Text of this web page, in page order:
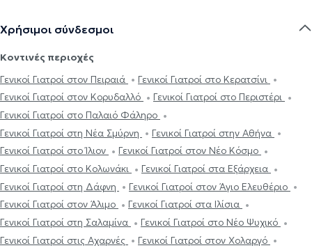
Χρήσιμοι σύνδεσμοι
Κοντινές περιοχές
Γενικοί Γιατροί στον Πειραιά
Γενικοί Γιατροί στο Κερατσίνι
Γενικοί Γιατροί στον Κορυδαλλό
Γενικοί Γιατροί στο Περιστέρι
Γενικοί Γιατροί στο Παλαιό Φάληρο
Γενικοί Γιατροί στη Νέα Σμύρνη
Γενικοί Γιατροί στην Αθήνα
Γενικοί Γιατροί στο Ίλιον
Γενικοί Γιατροί στον Νέο Κόσμο
Γενικοί Γιατροί στο Κολωνάκι
Γενικοί Γιατροί στα Εξάρχεια
Γενικοί Γιατροί στη Δάφνη
Γενικοί Γιατροί στον Άγιο Ελευθέριο
Γενικοί Γιατροί στον Άλιμο
Γενικοί Γιατροί στα Ιλίσια
Γενικοί Γιατροί στη Σαλαμίνα
Γενικοί Γιατροί στο Νέο Ψυχικό
Γενικοί Γιατροί στις Αχαρνές
Γενικοί Γιατροί στον Χολαργό